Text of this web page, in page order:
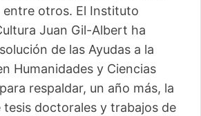
entre otros. El Instituto
Juan Gil-Albert ha
de las Ayudas a la
Humanidades y Ciencias
respaldar, un año más, la
tesis doctorales y trabajos de